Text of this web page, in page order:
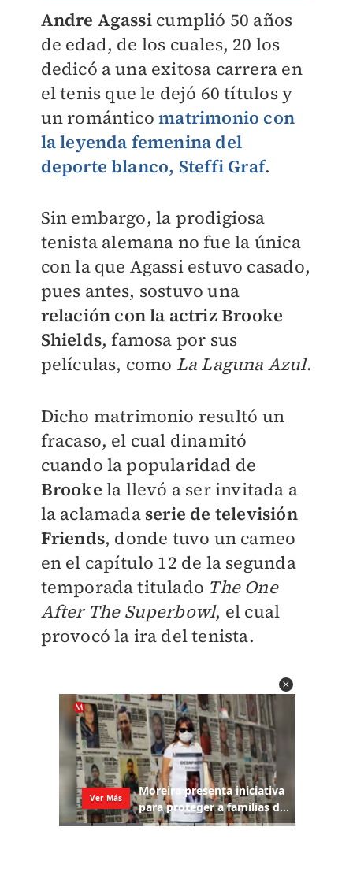
Andre Agassicumplió 50 años
de edad, de los cuales, 20 los
dedicó a una exitosa carrera en
el tenis que le dejó 60 títulos y
un románticomatrimonio con
la leyenda femenina del
deporte blanco, Steffi Graf.
Sin embargo, la prodigiosa
tenista alemana no fue la única
con la que Agassi estuvo casado,
pues antes, sostuvo una
relación con la actriz Brooke
Shields, famosa por sus
películas, como La Laguna Azul.
Dicho matrimonio resultó un
fracaso, el cual dinamitó
cuando la popularidad de
Brooke la llevó a ser invitada a
la aclamada serie de televisión
Friends, donde tuvo un cameo
en el capítulo 12 de la segunda
temporada titulado The One
After The Superbowl, el cual
provocó la ira del tenista.